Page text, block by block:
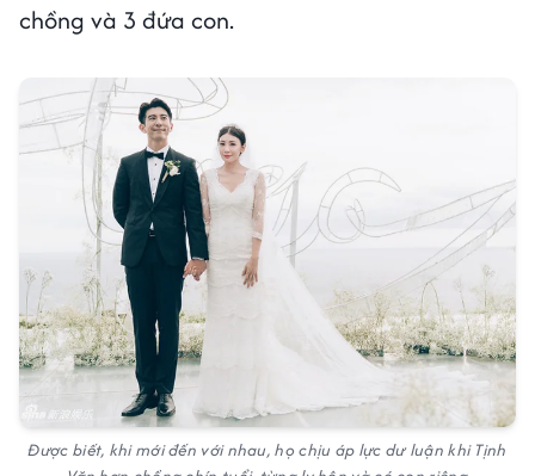
chồng và 3 đứa con.
Được biết, khi mới đến với nhau, họ chịu áp lực dư luận khi Tịnh